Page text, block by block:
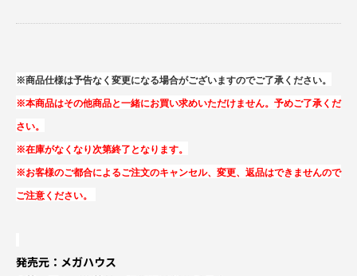
※商品仕様は予告なく変更になる場合がございますのでご了承ください。
※本商品はその他商品と一緒にお買い求めいただけません。予めご了承くだ
さい。
※在庫がなくなり次第終了となります。
※お客様のご都合によるご注文のキャンセル、変更、返品はできませんので
ご注意ください。
発売元：メガハウス